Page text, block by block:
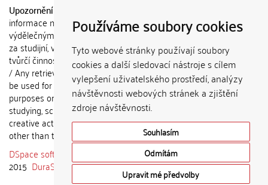
Používáme soubory cookies
Tyto webové stránky používají soubory
cookies a další sledovací nástroje s cílem
vylepšení uživatelského prostředí, analýzy
návštěvnosti webových stránek a zjištění
zdroje návštěvnosti.
Souhlasím
Odmítám
Upravit mé předvolby
Upozornění / Notice:
informace nemohou být použity k
výdělečným účelům nebo vydávány
za studijní, vědeckou nebo jinou
tvůrčí činnost jiné osoby než autora.
/ Any retrieved information shall not
be used for any commercial
purposes or claimed as results of
studying, scientific or any other
creative activities of any person
other than the author.
DSpace software
copyright © 2002-
2015 DuraSpace